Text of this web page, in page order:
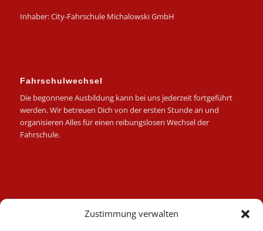
Zustimmung verwalten
Inhaber: City-Fahrschule Michalowski GmbH
Fahrschulwechsel
Die begonnene Ausbildung kann bei uns jederzeit fortgeführt
werden. Wir betreuen Dich von der ersten Stunde an und
organisieren Alles für einen reibungslosen Wechsel der
Fahrschule.